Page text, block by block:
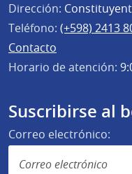
Dirección:
Teléfono: (+598) 2413
Contacto
Horario de atención:
Suscribirse al
Correo electrónico: